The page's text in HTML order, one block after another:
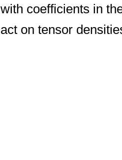
with coefficients in
act on tensor